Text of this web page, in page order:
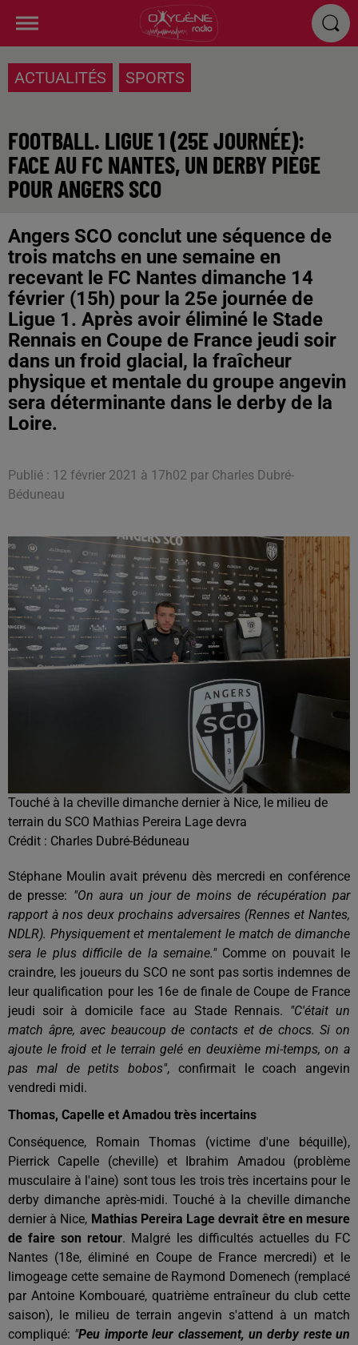
ACTUALITÉS SPORTS
FOOTBALL. LIGUE 1 (25E JOURNÉE):
FACE AU FC NANTES, UN DERBY PIÈGE
POUR ANGERS SCO
Angers SCO conclut une séquence de
trois matchs en une semaine en
recevant le FC Nantes dimanche 14
février (15h) pour la 25e journée de
Ligue 1. Après avoir éliminé le Stade
Rennais en Coupe de France jeudi soir
dans un froid glacial, la fraîcheur
physique et mentale du groupe angevin
sera déterminante dans le derby de la
Loire.
Publié : 12 février 2021 à 17h02 par Charles Dubré-
Béduneau
Touché à la cheville dimanche dernier à Nice, le milieu de
terrain du SCO Mathias Pereira Lage devra
Crédit : Charles Dubré-Béduneau
Stéphane Moulin avait prévenu dès mercredi en conférence
de presse: "On aura un jour de moins de récupération par
rapport à nos deux prochains adversaires (Rennes et Nantes,
NDLR). Physiquement et mentalement le match de dimanche
sera le plus difficile de la semaine."Comme on pouvait le
craindre, les joueurs du SCO ne sont pas sortis indemnes de
leur qualification pour les 16e de finale de Coupe de France
jeudi soir à domicile face au Stade Rennais. "C'était un
match âpre, avec beaucoup de contacts et de chocs. Si on
ajoute le froid et le terrain gelé en deuxième mi-temps, on a
pas mal de petits bobos", confirmait le coach angevin
vendredi midi.
Thomas, Capelle et Amadou très incertains
Conséquence, Romain Thomas (victime d'une béquille),
Pierrick Capelle (cheville) et Ibrahim Amadou (problème
musculaire à l'aine) sont tous les trois très incertains pour le
derby dimanche après-midi. Touché à la cheville dimanche
dernier à Nice, Mathias Pereira Lage devrait être en mesure
de faire son retour. Malgré les difficultés actuelles du FC
Nantes (18e, éliminé en Coupe de France mercredi) et le
limogeage cette semaine de Raymond Domenech (remplacé
par Antoine Kombouaré, quatrième entraîneur du club cette
saison), le milieu de terrain angevin s'attend à un match
compliqué: "Peu importe leur classement, un derby reste un